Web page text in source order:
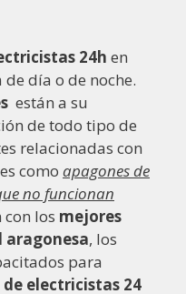
24h en
día o de noche.
están a su
de todo tipo de
relacionadas con
como apagones de
no funcionan
con los mejores
aragonesa, los
para
electricistas 24